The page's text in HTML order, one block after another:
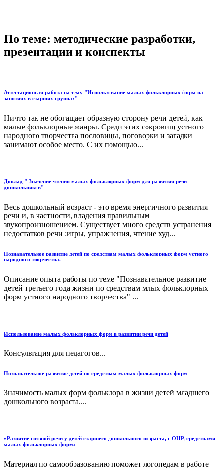
По теме: методические разработки,
презентации и конспекты
Аттестационная работа на тему "Использование малых фольклорных форм на
занятиях в старших группах"
Ничто так не обогащает образную сторону речи детей, как
малые фольклорные жанры. Среди этих сокровищ устного
народного творчества пословицы, поговорки и загадки
занимают особое место. С их помощью...
Доклад " Значение чтения малых фольклорных форм для развития речи
дошкольников"
Весь дошкольный возраст - это время энергичного развития
речи и, в частности, владения правильным
звукопроизношением. Существует много средств устранения
недостатков речи :игры, упражнения, чтение худ...
Познавательное развитие детей по средствам малых фольклорных форм устного
народного творчества.
Описание опыта работы по теме "Познавательное развитие
детей третьего года жизни по средствам млых фольклорных
форм устного народного творчества" ...
Использование малых фольклорных форм в развитии речи детей
Консультация для педагогов...
Познавательное развитие детей по средствам малых фольклорных форм
Значимость малых форм фольклора в жизни детей младшего
дошкольного возраста....
«Развитие связной речи у детей старшего дошкольного возраста, с ОНР, средствами
малых фольклорных форм»
Материал по самообразованию поможет логопедам в работе